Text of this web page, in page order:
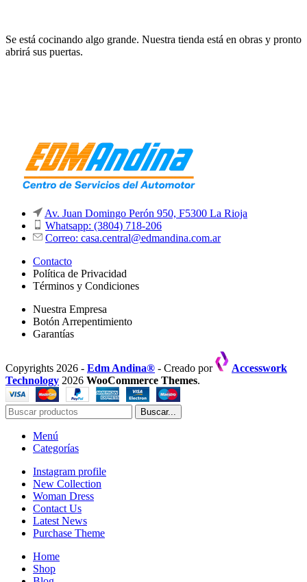
Se está cocinando algo grande. Nuestra tienda está en obras y pronto
abrirá sus puertas.
Av. Juan Domingo Perón 950, F5300 La Rioja
Whatsapp: (3804) 718-206
Correo: casa.central@edmandina.com.ar
Contacto
Política de Privacidad
Términos y Condiciones
Nuestra Empresa
Botón Arrepentimiento
Garantías
Copyrights 2026 - Edm Andina® - Creado por
Accesswork
Technology 2026 WooCommerce Themes.
Buscar...
Menú
Categorías
Instagram profile
New Collection
Woman Dress
Contact Us
Latest News
Purchase Theme
Home
Shop